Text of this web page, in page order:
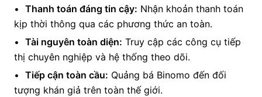
Thanh toán đáng tin cậy: Nhận khoản thanh toán
kịp thời thông qua các phương thức an toàn.
Tài nguyên toàn diện: Truy cập các công cụ tiếp
thị chuyên nghiệp và hệ thống theo dõi.
Tiếp cận toàn cầu: Quảng bá Binomo đến đối
tượng khán giả trên toàn thế giới.